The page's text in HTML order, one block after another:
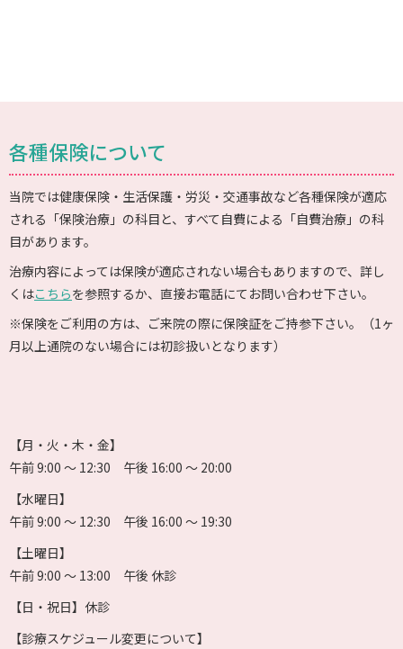
各種保険について
当院では健康保険・生活保護・労災・交通事故など各種保険が適応
される「保険治療」の科目と、すべて自費による「自費治療」の科
目があります。
治療内容によっては保険が適応されない場合もありますので、詳し
くはこちらを参照するか、直接お電話にてお問い合わせ下さい。
※保険をご利用の方は、ご来院の際に保険証をご持参下さい。（1ヶ
月以上通院のない場合には初診扱いとなります）
【月・火・木・金】
午前 9:00 〜 12:30 午後 16:00 〜 20:00
【水曜日】
午前 9:00 〜 12:30 午後 16:00 〜 19:30
【土曜日】
午前 9:00 〜 13:00 午後 休診
【日・祝日】休診
【診療スケジュール変更について】